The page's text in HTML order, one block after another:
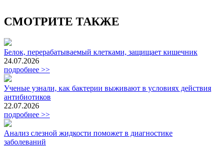
СМОТРИТЕ ТАКЖЕ
Белок, перерабатываемый клетками, защищает кишечник
24.07.2026
подробнее >>
Ученые узнали, как бактерии выживают в условиях действия
антибиотиков
22.07.2026
подробнее >>
Анализ слезной жидкости поможет в диагностике
заболеваний